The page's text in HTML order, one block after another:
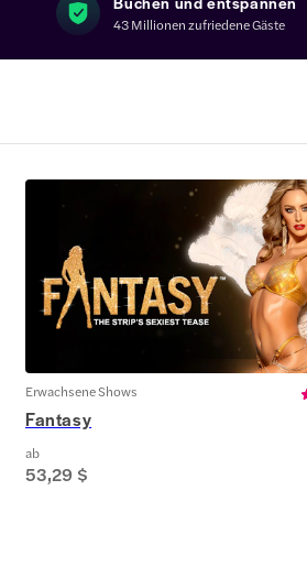
43 Millionen zufriedene Gäste
Erwachsene Shows
Fantasy
ab
53,29 $